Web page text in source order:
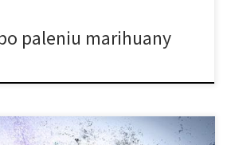
paleniu marihuany